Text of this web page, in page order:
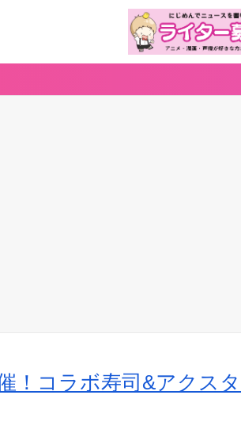
！コラボ寿司&アクスタ